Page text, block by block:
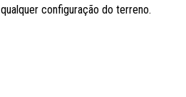
qualquer configuração do terreno.